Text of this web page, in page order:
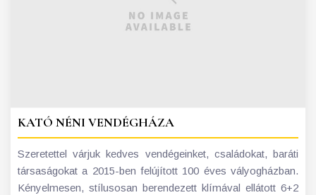
KATÓ NÉNI VENDÉGHÁZA
Szeretettel várjuk kedves vendégeinket, családokat, baráti
társaságokat a 2015-ben felújított 100 éves vályogházban.
Kényelmesen, stílusosan berendezett klímával ellátott 6+2